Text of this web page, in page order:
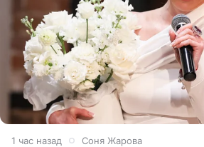
1 час назад Соня Жарова